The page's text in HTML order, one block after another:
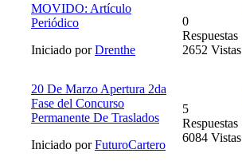
MOVIDO: Artículo
Periódico
Iniciado porDrenthe
0
Respuestas
2652 Vistas
20 De Marzo Apertura 2da
Fase del Concurso
Permanente De Traslados
Iniciado porFuturoCartero
5
Respuestas
6084 Vistas